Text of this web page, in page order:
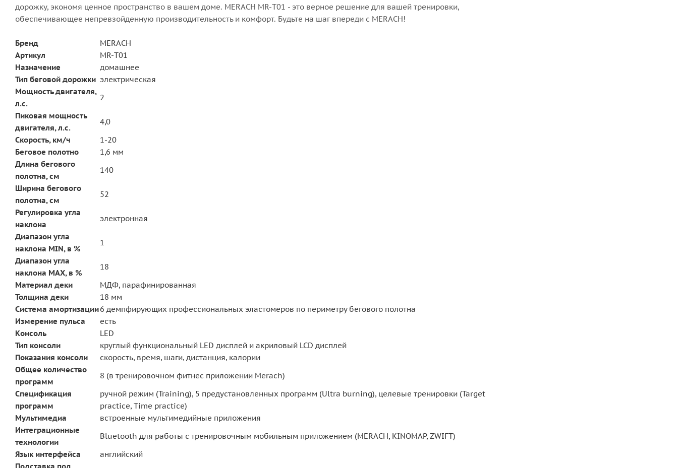
дорожку, экономя ценное пространство в вашем доме. MERACH MR-T01 - это верное решение для вашей тренировки,
обеспечивающее непревзойденную производительность и комфорт. Будьте на шаг впереди с MERACH!
Бренд
MERACH
Артикул
MR-T01
Назначение
домашнее
Тип беговой дорожки электрическая
Мощность двигателя,
л.с.
2
Пиковая мощность
двигателя, л.с.
4,0
Скорость, км/ч
1-20
Беговое полотно
1,6 мм
Длина бегового
полотна, см
140
Ширина бегового
полотна, см
52
Регулировка угла
наклона
электронная
Диапазон угла
наклона MIN, в %
1
Диапазон угла
наклона MAX, в %
18
Материал деки
МДФ, парафинированная
Толщина деки
18 мм
Система амортизации6 демпфирующих профессиональных эластомеров по периметру бегового полотна
Измерение пульса
есть
Консоль
LED
Тип консоли
круглый функциональный LED дисплей и акриловый LCD дисплей
Показания консоли
скорость, время, шаги, дистанция, калории
Общее количество
программ
8 (в тренировочном фитнес приложении Merach)
Спецификация
программ
ручной режим (Training), 5 предустановленных программ (Ultra burning), целевые тренировки (Target
practice, Time practice)
Мультимедиа
встроенные мультимедийные приложения
Интеграционные
технологии
Bluetooth для работы с тренировочным мобильным приложением (MERACH, KINOMAP, ZWIFT)
Язык интерфейса
английский
Подставка под